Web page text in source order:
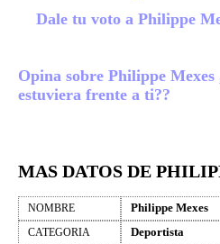
Dale tu voto a Philippe
Opina sobre Philippe
estuviera frente a ti??
MAS DATOS DE
NOMBRE Philippe Mexes
CATEGORIA Deportista